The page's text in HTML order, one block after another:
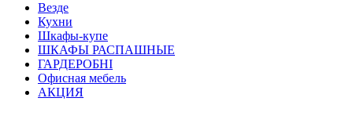
Везде
Кухни
Шкафы-купе
ШКАФЫ РАСПАШНЫЕ
ГАРДЕРОБНІ
Офисная мебель
АКЦИЯ